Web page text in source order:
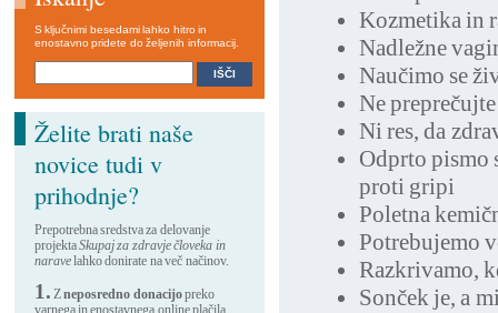
Kozmetika in
Nadležne
Naučimo se
Ne
Ni res, da
Odprto pismo
proti gripi
Poletna
Potrebujemo
Razkrivamo,
Sonček je, a
S ključnimi besedami lahko hitro in
enostavno pridete do željenih informacij.
Želite brati naše
novice tudi v
prihodnje?
Prepotrebna sredstva za delovanje
projektaSkupaj za zdravje človeka in
naravelahko donirate na več načinov.
1. Zneposredno donacijopreko
varnega in enostavnega online plačila